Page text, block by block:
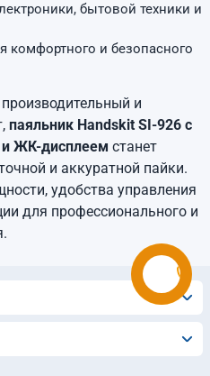
бытовой техники и
комфортного и безопасного
и
паяльник Handskit SI-926 с
и ЖК-дисплеем станет
и аккуратной пайки.
удобства управления
для профессионального и